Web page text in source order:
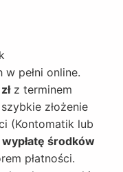
pełni online.
z terminem
złożenie
(Kontomatik lub
wypłatę środków
płatności.